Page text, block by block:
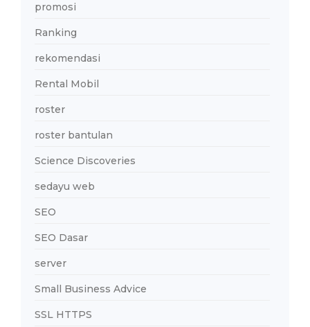
promosi
Ranking
rekomendasi
Rental Mobil
roster
roster bantulan
Science Discoveries
sedayu web
SEO
SEO Dasar
server
Small Business Advice
SSL HTTPS